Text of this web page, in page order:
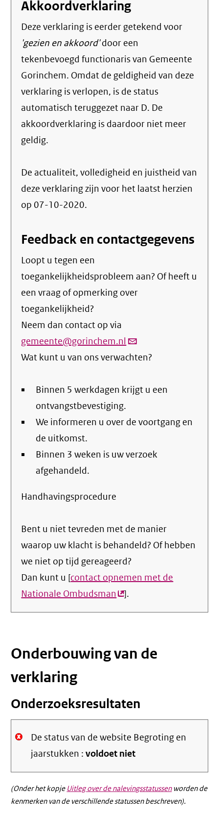
Akkoordverklaring
Deze verklaring is eerder getekend voor
'gezien en akkoord'door een
tekenbevoegd functionaris van Gemeente
Gorinchem. Omdat de geldigheid van deze
verklaring is verlopen, is de status
automatisch teruggezet naar D. De
akkoordverklaring is daardoor niet meer
geldig.
De actualiteit, volledigheid en juistheid van
deze verklaring zijn voor het laatst herzien
op 07-10-2020.
Feedback en contactgegevens
Loopt u tegen een
toegankelijkheidsprobleem aan? Of heeft u
een vraag of opmerking over
toegankelijkheid?
Neem dan contact op via
gemeente@gorinchem.nl (link
verstuurt
Wat kunt u van ons verwachten?
Binnen 5 werkdagen krijgt u een
ontvangstbevestiging.
We informeren u over de voortgang en
de uitkomst.
Binnen 3 weken is uw verzoek
afgehandeld.
Handhavingsprocedure
Bent u niet tevreden met de manier
waarop uw klacht is behandeld? Of hebben
we niet op tijd gereageerd?
Dan kunt u [contact opnemen met de
Nationale Ombudsman(externe
link)
].
Onderbouwing van de
verklaring
Onderzoeksresultaten
De status van de website Begroting en
jaarstukken :voldoet niet
(Onder het kopje Uitleg over de nalevingsstatussenworden de
kenmerken van de verschillende statussen beschreven).